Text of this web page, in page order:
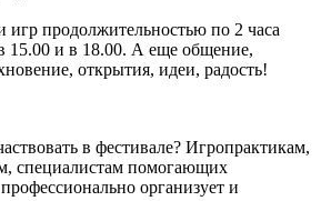
продолжительностью по 2 часа
15.00 и в 18.00. А еще общение,
открытия, идеи, радость!
в фестивале? Игропрактикам,
специалистам помогающих
организует и